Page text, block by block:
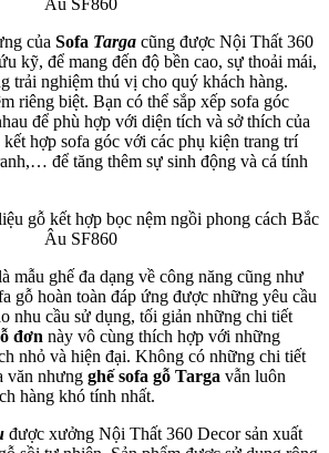
của Sofa Targa cũng được Nội Thất 360
kỹ, để mang đến độ bền cao, sự thoải mái,
trải nghiệm thú vị cho quý khách hàng.
riêng biệt. Bạn có thể sắp xếp sofa góc
để phù hợp với diện tích và sở thích của
hợp sofa góc với các phụ kiện trang trí
để tăng thêm sự sinh động và cá tính
mẫu ghế đa dạng về công năng cũng như
gỗ hoàn toàn đáp ứng được những yêu cầu
nhu cầu sử dụng, tối giản những chi tiết
đơn này vô cùng thích hợp với những
nhỏ và hiện đại. Không có những chi tiết
văn nhưng ghế sofa gỗ Targa vẫn luôn
hàng khó tính nhất.
được xưởng Nội Thất 360 Decor sản xuất